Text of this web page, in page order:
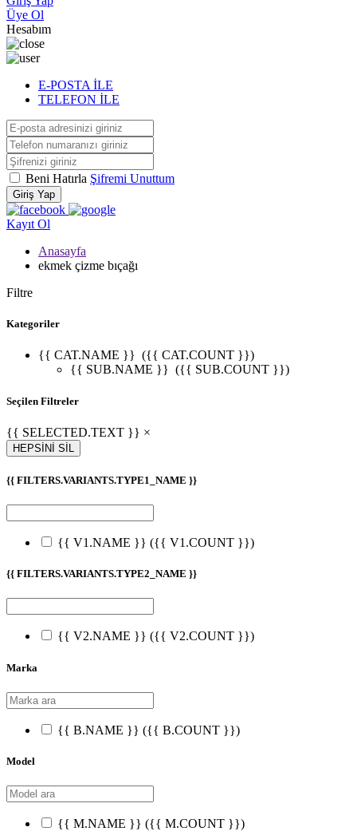
Üye Ol
Hesabım
E-POSTA İLE
TELEFON İLE
Beni Hatırla Şifremi Unuttum
Giriş Yap
Kayıt Ol
Anasayfa
ekmek çizme bıçağı
Filtre
Kategoriler
{{ CAT.NAME }} ({{ CAT.COUNT }})
{{ SUB.NAME }} ({{ SUB.COUNT }})
Seçilen Filtreler
{{ SELECTED.TEXT }} ×
HEPSİNİ SİL
{{ FILTERS.VARIANTS.TYPE1_NAME }}
{{ V1.NAME }} ({{ V1.COUNT }})
{{ FILTERS.VARIANTS.TYPE2_NAME }}
{{ V2.NAME }} ({{ V2.COUNT }})
Marka
{{ B.NAME }} ({{ B.COUNT }})
Model
{{ M.NAME }} ({{ M.COUNT }})